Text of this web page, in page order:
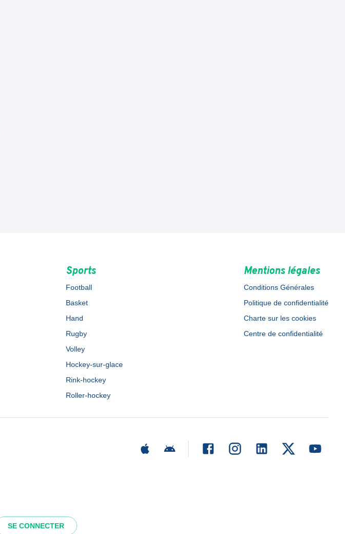
SE CONNECTER
Sports
Football
Basket
Hand
Rugby
Volley
Hockey-sur-glace
Rink-hockey
Roller-hockey
Mentions légales
Conditions Générales
Politique de confidentialité
Charte sur les cookies
Centre de confidentialité